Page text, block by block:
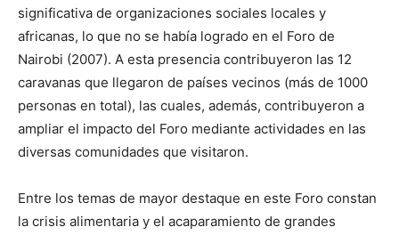
significativa de organizaciones sociales locales y
africanas, lo que no se había logrado en el Foro de
Nairobi (2007). A esta presencia contribuyeron las 12
caravanas que llegaron de países vecinos (más de 1000
personas en total), las cuales, además, contribuyeron a
ampliar el impacto del Foro mediante actividades en las
diversas comunidades que visitaron.
Entre los temas de mayor destaque en este Foro constan
la crisis alimentaria y el acaparamiento de grandes